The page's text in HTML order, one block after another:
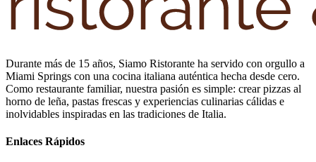
Durante más de 15 años, Siamo Ristorante ha servido con orgullo a
Miami Springs con una cocina italiana auténtica hecha desde cero.
Como restaurante familiar, nuestra pasión es simple: crear pizzas al
horno de leña, pastas frescas y experiencias culinarias cálidas e
inolvidables inspiradas en las tradiciones de Italia.
Enlaces Rápidos